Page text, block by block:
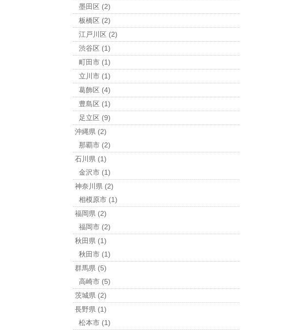
墨田区 (2)
板橋区 (2)
江戸川区 (2)
渋谷区 (1)
町田市 (1)
立川市 (1)
葛飾区 (4)
豊島区 (1)
足立区 (9)
沖縄県 (2)
那覇市 (2)
石川県 (1)
金沢市 (1)
神奈川県 (2)
相模原市 (1)
福岡県 (2)
福岡市 (2)
秋田県 (1)
秋田市 (1)
群馬県 (5)
高崎市 (5)
茨城県 (2)
長野県 (1)
松本市 (1)